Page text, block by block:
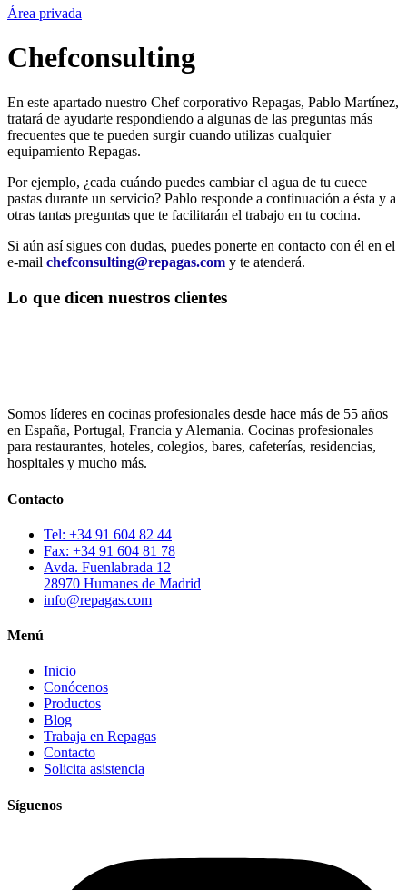
Área privada
Chefconsulting
En este apartado nuestro Chef corporativo Repagas, Pablo Martínez,
tratará de ayudarte respondiendo a algunas de las preguntas más
frecuentes que te pueden surgir cuando utilizas cualquier
equipamiento Repagas.
Por ejemplo, ¿cada cuándo puedes cambiar el agua de tu cuece
pastas durante un servicio? Pablo responde a continuación a ésta y a
otras tantas preguntas que te facilitarán el trabajo en tu cocina.
Si aún así sigues con dudas, puedes ponerte en contacto con él en el
e-mail chefconsulting@repagas.com y te atenderá.
Lo que dicen nuestros clientes
Somos líderes en cocinas profesionales desde hace más de 55 años
en España, Portugal, Francia y Alemania. Cocinas profesionales
para restaurantes, hoteles, colegios, bares, cafeterías, residencias,
hospitales y mucho más.
Contacto
Tel: +34 91 604 82 44
Fax: +34 91 604 81 78
Avda. Fuenlabrada 12
28970 Humanes de Madrid
info@repagas.com
Menú
Inicio
Conócenos
Productos
Blog
Trabaja en Repagas
Contacto
Solicita asistencia
Síguenos